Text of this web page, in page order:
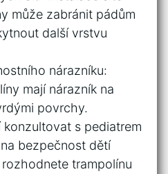
může ‍zabránit pádům
další vrstvu
nárazníku:
mají nárazník na
povrchy.
konzultovat s pediatrem
bezpečnost dětí
trampolínu